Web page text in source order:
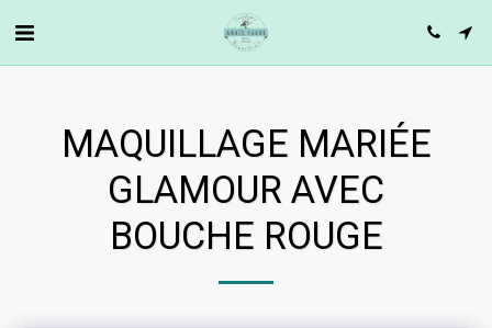
MAQUILLAGE MARIÉE
GLAMOUR AVEC
BOUCHE ROUGE